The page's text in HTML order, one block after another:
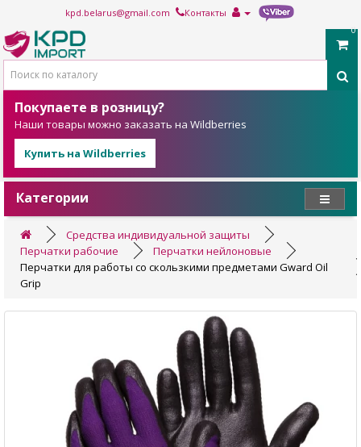
kpd.belarus@gmail.com
Контакты
0
Покупаете в розницу?
Наши товары можно заказать на Wildberries
Купить на Wildberries
Категории
Средства индивидуальной защиты
Перчатки рабочие
Перчатки нейлоновые
Перчатки для работы со скользкими предметами Gward Oil
Grip